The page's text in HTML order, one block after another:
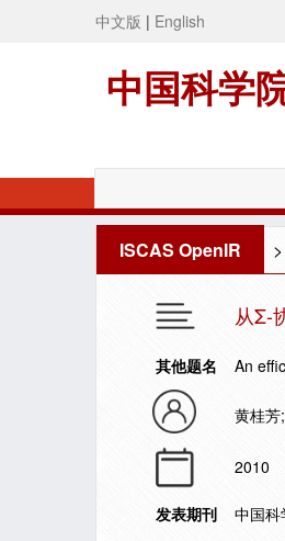
中文版 | English
中国科学
ISCAS OpenIR >
从Σ-
其他题名 An
黄桂
2010
发表期刊
中国科